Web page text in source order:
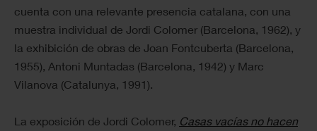
cuenta con una relevante presencia catalana, con una
muestra individual de Jordi Colomer (Barcelona, 1962), y
la exhibición de obras de Joan Fontcuberta (Barcelona,
1955), Antoni Muntadas (Barcelona, 1942) y Marc
Vilanova (Catalunya, 1991).
La exposición de Jordi Colomer, Casas vacías no hacen